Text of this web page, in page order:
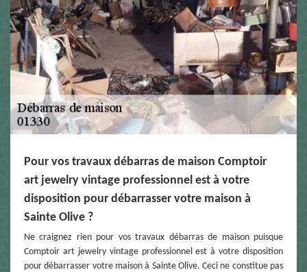
Pour vos travaux débarras de maison Comptoir
art jewelry vintage professionnel est à votre
disposition pour débarrasser votre maison à
Sainte Olive ?
Ne craignez rien pour vos travaux débarras de maison puisque
Comptoir art jewelry vintage professionnel est à votre disposition
pour débarrasser votre maison à Sainte Olive. Ceci ne constitue pas